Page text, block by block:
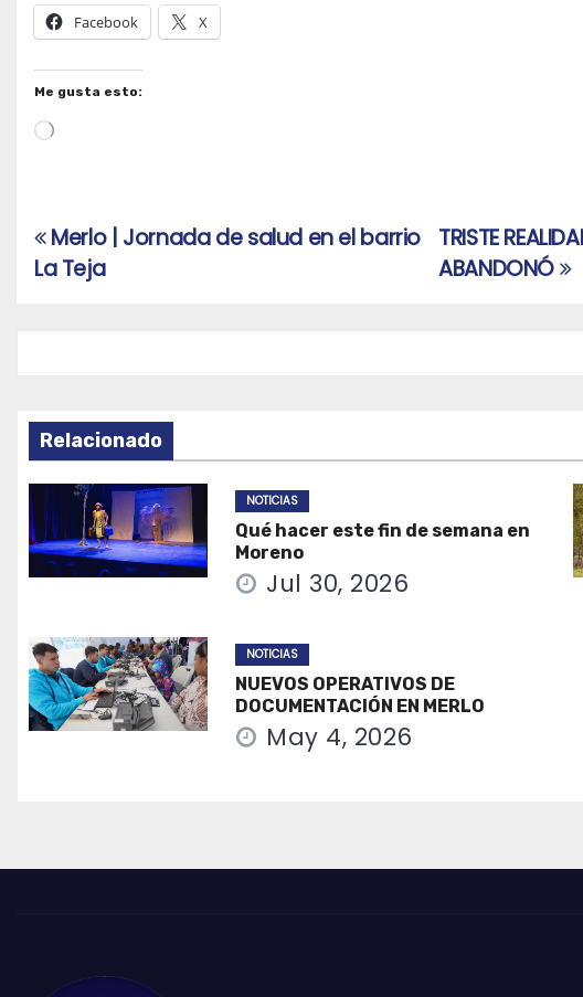
Facebook X
Me gusta esto:
Cargando...
Navegación
de
TRISTE
ABANDONÓ
Merlo | Jornada de salud en el barrio
La Teja
Relacionado
NOTICIAS
Qué hacer este fin de semana en
Moreno
Jul 30, 2026
NOTICIAS
NUEVOS OPERATIVOS DE
DOCUMENTACIÓN EN MERLO
May 4, 2026